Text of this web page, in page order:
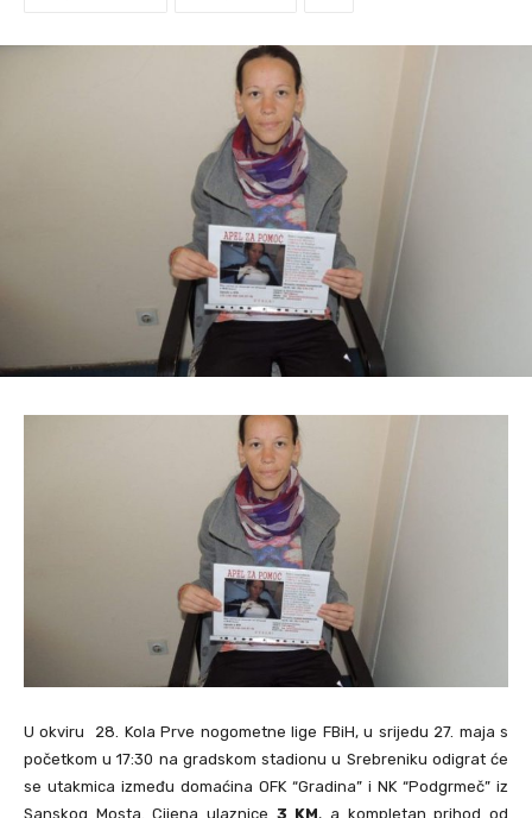
U okviru 28. Kola Prve nogometne lige FBiH, u srijedu 27. maja s
početkom u 17:30 na gradskom stadionu u Srebreniku odigrat će
se utakmica između domaćina OFK “Gradina” i NK “Podgrmeč” iz
Sanskog Mosta. Cijena ulaznice 3 KM, a kompletan prihod od